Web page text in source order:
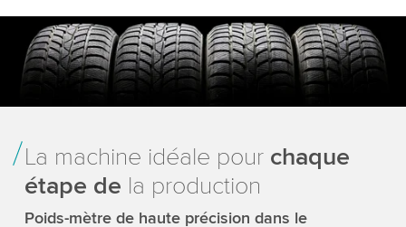
La machine idéale pour chaque
étape de la production
Poids-mètre de haute précision dans le